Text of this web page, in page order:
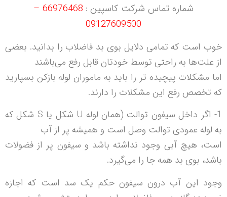
شماره تماس شرکت کاسپین :
66976468 –
09127609500
خوب است که تمامی دلایل بوی بد فاضلاب را بدانید. بعضی
از علت‌ها به راحتی توسط خودتان قابل رفع می‌باشند
اما مشکلات پیچیده تر را باید به ماموران لوله بازکن بسپارید
که تخصص رفع این مشکلات را دارند.
1- اگر داخل سیفون توالت (همان لوله U شکل یا S شکل که
به لوله عمودی توالت وصل است و همیشه پر از آب
است، هیچ آبی وجود نداشته باشد و سیفون پر از فضولات
باشد، بوی بد همه جا را می‌گیرد.
وجود این آب درون سیفون حکم یک سد است که اجازه